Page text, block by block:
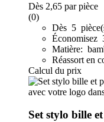
Dès 2,65 par pièce
(0)
Dès 5
Économisez
Matière:
Réassort en
Calcul du prix
Set stylo bille